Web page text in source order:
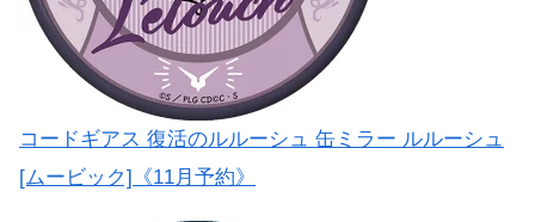
コードギアス 復活のルルーシュ 缶ミラー ルルーシュ
[ムービック]《11月予約》